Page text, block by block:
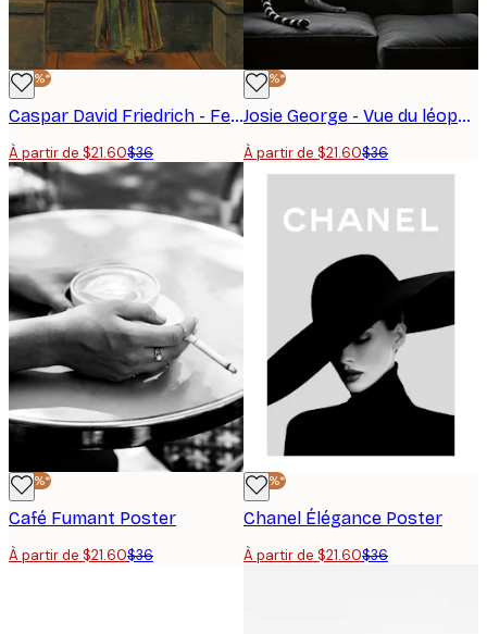
-40%*
Caspar David Friedrich - Femme à la Fenêtre Affiche
À partir de $21.60$36
-40%*
Josie George - Vue du léopard urbain Poster
À partir de $21.60$36
-40%*
Café Fumant Poster
À partir de $21.60$36
-40%*
Chanel Élégance Poster
À partir de $21.60$36